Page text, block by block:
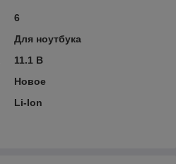
6
Для ноутбука
11.1 В
Новое
Li-Ion